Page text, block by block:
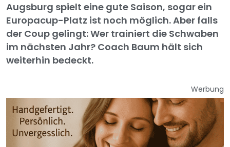
Augsburg spielt eine gute Saison, sogar ein
Europacup-Platz ist noch möglich. Aber falls
der Coup gelingt: Wer trainiert die Schwaben
im nächsten Jahr? Coach Baum hält sich
weiterhin bedeckt.
Werbung